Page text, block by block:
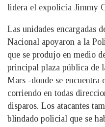
lidera el expolicía Jimmy
Las unidades encargadas
Nacional apoyaron a la
que se produjo en medio
principal plaza pública de
Mars -donde se encuentra
corriendo en todas
disparos. Los atacantes
blindado policial que se